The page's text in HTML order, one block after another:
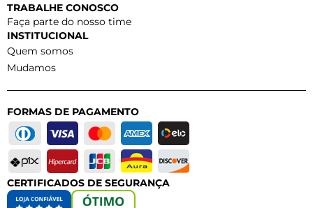
TRABALHE CONOSCO
Faça parte do nosso time
INSTITUCIONAL
Quem somos
Mudamos
FORMAS DE PAGAMENTO
CERTIFICADOS DE SEGURANÇA